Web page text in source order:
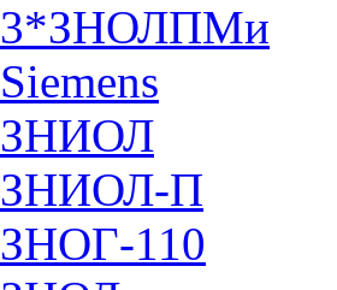
3*ЗНОЛПМи
Siemens
ЗНИОЛ
ЗНИОЛ-П
ЗНОГ-110